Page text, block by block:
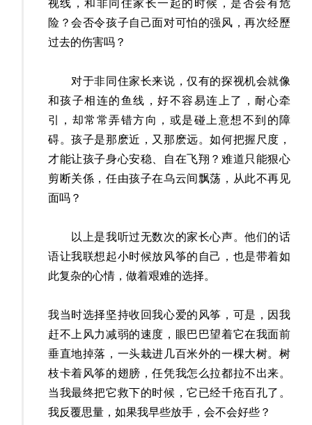
视线，和非同住家长一起的时候，是否会有危
险？会否令孩子自己面对可怕的强风，再次经歷
过去的伤害吗？
对于非同住家长来说，仅有的探视机会就像
和孩子相连的鱼线，好不容易连上了，耐心牵
引，却常常弄错方向，或是碰上意想不到的障
碍。孩子是那麽近，又那麽远。如何把握尺度，
才能让孩子身心安稳、自在飞翔？难道只能狠心
剪断关係，任由孩子在乌云间飘荡，从此不再见
面吗？
以上是我听过无数次的家长心声。他们的话
语让我联想起小时候放风筝的自己，也是带着如
此复杂的心情，做着艰难的选择。
我当时选择坚持收回我心爱的风筝，可是，因我
赶不上风力减弱的速度，眼巴巴望着它在我面前
垂直地掉落，一头栽进几百米外的一棵大树。树
枝卡着风筝的翅膀，任凭我怎么拉都拉不出来。
当我最终把它救下的时候，它已经千疮百孔了。
我反覆思量，如果我早些放手，会不会好些？